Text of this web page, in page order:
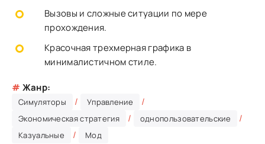
Вызовы и сложные ситуации по мере
прохождения.
Красочная трехмерная графика в
минималистичном стиле.
# Жанр:
Симуляторы / Управление /
Экономическая стратегия / однопользовательские /
Казуальные / Мод